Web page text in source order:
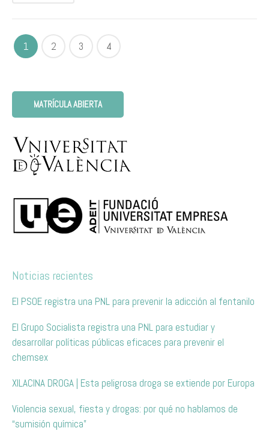
1 2 3 4
MATRÍCULA ABIERTA
Noticias recientes
El PSOE registra una PNL para prevenir la adicción al fentanilo
El Grupo Socialista registra una PNL para estudiar y
desarrollar políticas públicas eficaces para prevenir el
chemsex
XILACINA DROGA | Esta peligrosa droga se extiende por Europa
Violencia sexual, fiesta y drogas: por qué no hablamos de
“sumisión química”